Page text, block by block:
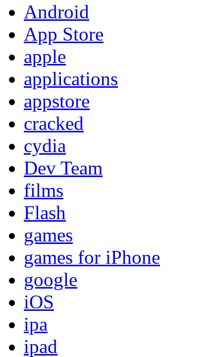
Android
App Store
apple
applications
appstore
cracked
cydia
Dev Team
films
Flash
games
games for iPhone
google
iOS
ipa
ipad